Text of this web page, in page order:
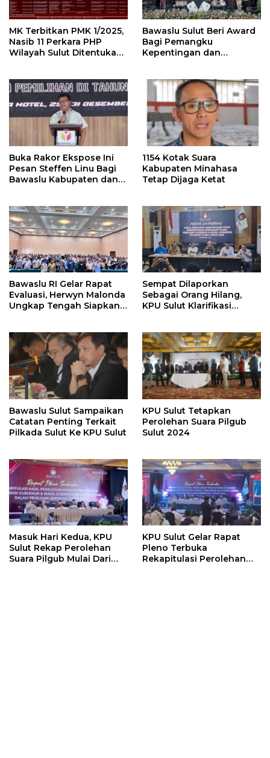
MK Terbitkan PMK 1/2025,
Nasib 11 Perkara PHP
Wilayah Sulut Ditentukan
Bawaslu Sulut Beri Award
Bagi Pemangku
Kepentingan dan
Buka Rakor Ekspose Ini
Pesan Steffen Linu Bagi
Bawaslu Kabupaten dan
1154 Kotak Suara
Kabupaten Minahasa
Tetap Dijaga Ketat
Bawaslu RI Gelar Rapat
Evaluasi, Herwyn Malonda
Ungkap Tengah Siapkan
Sempat Dilaporkan
Sebagai Orang Hilang,
KPU Sulut Klarifikasi
Bawaslu Sulut Sampaikan
Catatan Penting Terkait
Pilkada Sulut Ke KPU Sulut
KPU Sulut Tetapkan
Perolehan Suara Pilgub
Sulut 2024
Masuk Hari Kedua, KPU
Sulut Rekap Perolehan
Suara Pilgub Mulai Dari
KPU Sulut Gelar Rapat
Pleno Terbuka
Rekapitulasi Perolehan